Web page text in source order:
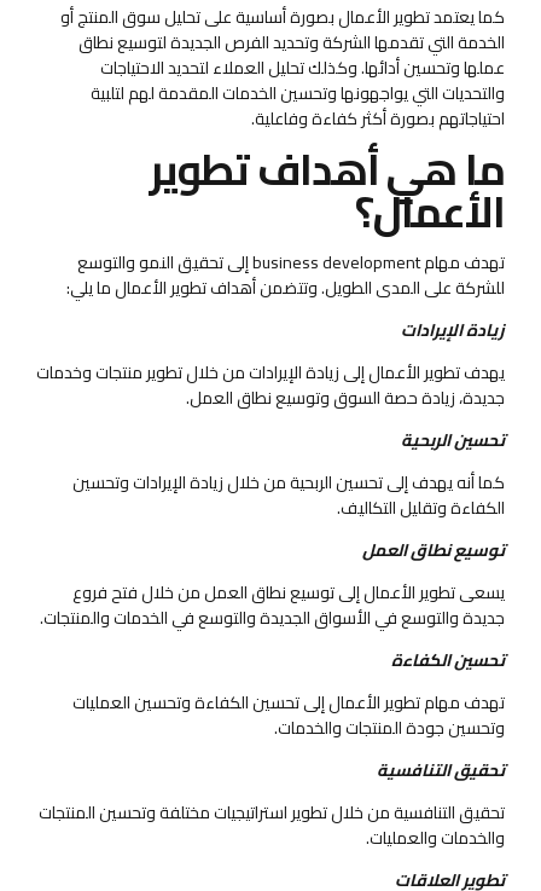
كما يعتمد تطوير الأعمال بصورة أساسية على تحليل سوق المنتج أو
الخدمة التي تقدمها الشركة وتحديد الفرص الجديدة لتوسيع نطاق
عملها وتحسين أدائها. وكذلك تحليل العملاء لتحديد الاحتياجات
والتحديات التي يواجهونها وتحسين الخدمات المقدمة لهم لتلبية
احتياجاتهم بصورة أكثر كفاءة وفاعلية.
ما هي أهداف تطوير
الأعمال؟
تهدف مهام business development إلى تحقيق النمو والتوسع
للشركة على المدى الطويل. وتتضمن أهداف تطوير الأعمال ما يلي:
زيادة الإيرادات
يهدف تطوير الأعمال إلى زيادة الإيرادات من خلال تطوير منتجات وخدمات
جديدة، زيادة حصة السوق وتوسيع نطاق العمل.
تحسين الربحية
كما أنه يهدف إلى تحسين الربحية من خلال زيادة الإيرادات وتحسين
الكفاءة وتقليل التكاليف.
توسيع نطاق العمل
يسعى تطوير الأعمال إلى توسيع نطاق العمل من خلال فتح فروع
جديدة والتوسع في الأسواق الجديدة والتوسع في الخدمات والمنتجات.
تحسين الكفاءة
تهدف مهام تطوير الأعمال إلى تحسين الكفاءة وتحسين العمليات
وتحسين جودة المنتجات والخدمات.
تحقيق التنافسية
تحقيق التنافسية من خلال تطوير استراتيجيات مختلفة وتحسين المنتجات
والخدمات والعمليات.
تطوير العلاقات